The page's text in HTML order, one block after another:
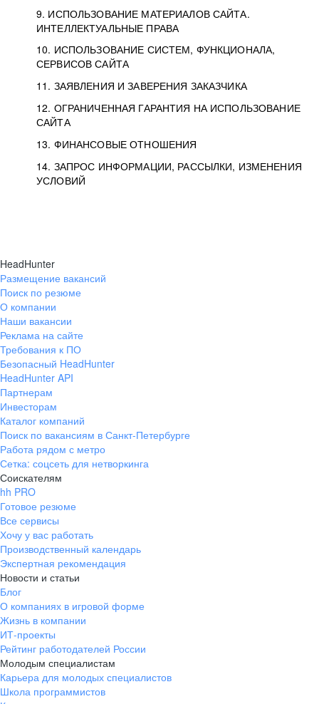
9. ИСПОЛЬЗОВАНИЕ МАТЕРИАЛОВ САЙТА.
ИНТЕЛЛЕКТУАЛЬНЫЕ ПРАВА
10. ИСПОЛЬЗОВАНИЕ СИСТЕМ, ФУНКЦИОНАЛА,
СЕРВИСОВ САЙТА
11. ЗАЯВЛЕНИЯ И ЗАВЕРЕНИЯ ЗАКАЗЧИКА
12. ОГРАНИЧЕННАЯ ГАРАНТИЯ НА ИСПОЛЬЗОВАНИЕ
САЙТА
13. ФИНАНСОВЫЕ ОТНОШЕНИЯ
14. ЗАПРОС ИНФОРМАЦИИ, РАССЫЛКИ, ИЗМЕНЕНИЯ
УСЛОВИЙ
HeadHunter
Размещение вакансий
Поиск по резюме
О компании
Наши вакансии
Реклама на сайте
Требования к ПО
Безопасный HeadHunter
HeadHunter API
Партнерам
Инвесторам
Каталог компаний
Поиск по вакансиям в Санкт-Петербурге
Работа рядом с метро
Сетка: соцсеть для нетворкинга
Соискателям
hh PRO
Готовое резюме
Все сервисы
Хочу у вас работать
Производственный календарь
Экспертная рекомендация
Новости и статьи
Блог
О компаниях в игровой форме
Жизнь в компании
ИТ-проекты
Рейтинг работодателей России
Молодым специалистам
Карьера для молодых специалистов
Школа программистов